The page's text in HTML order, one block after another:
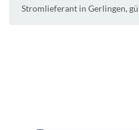
Stromlieferant in Gerlingen,